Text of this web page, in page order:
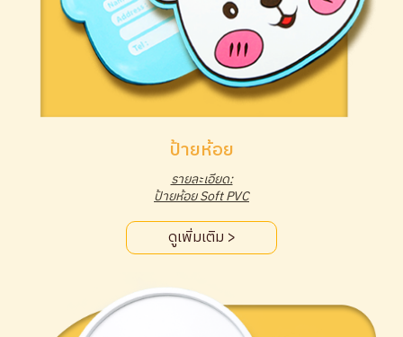
ป้ายห้อย
รายละเอียด:
ป้ายห้อย Soft PVC
ดูเพิ่มเติม >